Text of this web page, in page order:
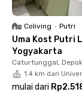
Semua kamar di
ini tentunya
hingga jendela
fasilitas bersama
komunal, area
lengkap dengan
Coliving • Putri
Uma Kost Putri
Yogyakarta
Caturtunggal, Depok
1.4 km dari
mulai dari